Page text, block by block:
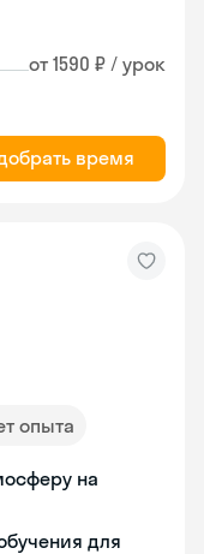
от 1590 ₽ / урок
время
опыта
на
для